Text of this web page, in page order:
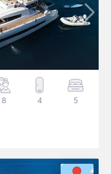
8 4 5